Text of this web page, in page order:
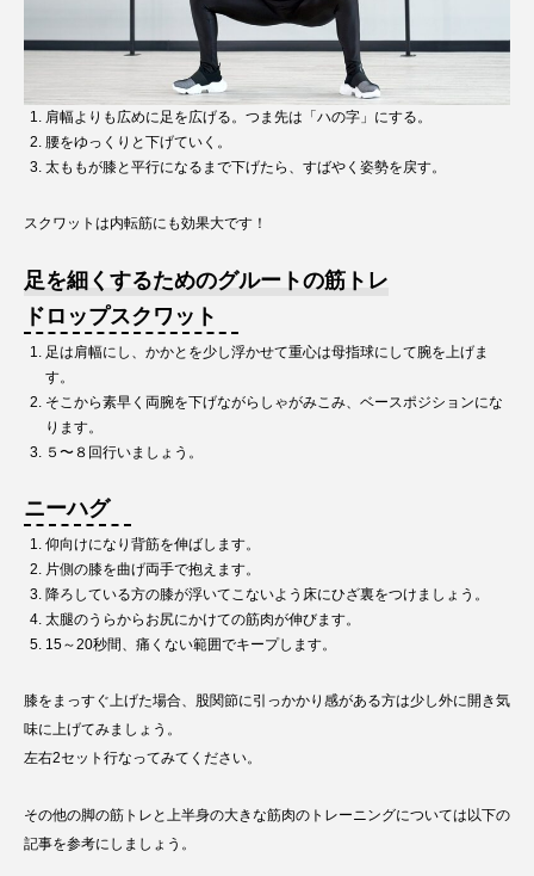
肩幅よりも広めに足を広げる。つま先は「ハの字」にする。
腰をゆっくりと下げていく。
太ももが膝と平行になるまで下げたら、すばやく姿勢を戻す。
スクワットは内転筋にも効果大です！
足を細くするためのグルートの筋トレ
ドロップスクワット
足は肩幅にし、かかとを少し浮かせて重心は母指球にして腕を上げま
す。
そこから素早く両腕を下げながらしゃがみこみ、ベースポジションにな
ります。
５〜８回行いましょう。
ニーハグ
仰向けになり背筋を伸ばします。
片側の膝を曲げ両手で抱えます。
降ろしている方の膝が浮いてこないよう床にひざ裏をつけましょう。
太腿のうらからお尻にかけての筋肉が伸びます。
15～20秒間、痛くない範囲でキープします。
膝をまっすぐ上げた場合、股関節に引っかかり感がある方は少し外に開き気
味に上げてみましょう。
左右2セット行なってみてください。
その他の脚の筋トレと上半身の大きな筋肉のトレーニングについては以下の
記事を参考にしましょう。